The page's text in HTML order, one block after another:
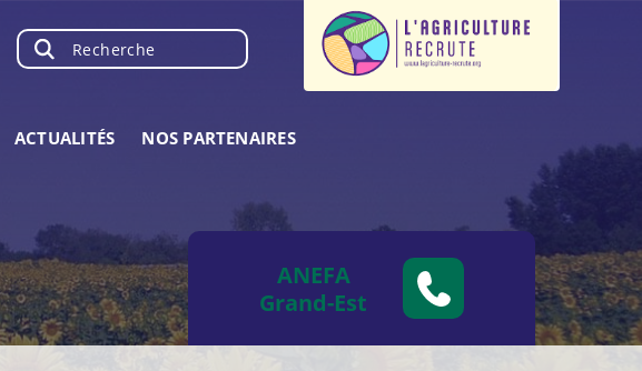
Recherche
OK
ACTUALITÉS NOS PARTENAIRES
ANEFA
Grand-Est